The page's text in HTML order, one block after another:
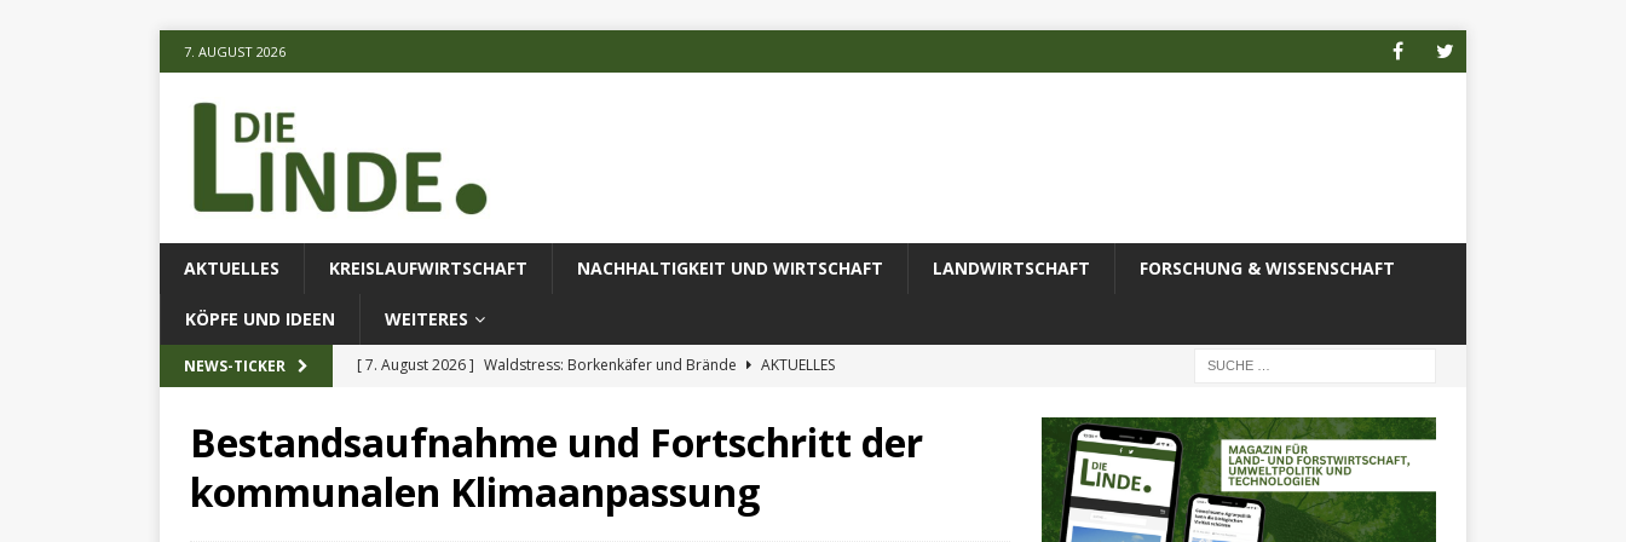
7. AUGUST 2026
AKTUELLES KREISLAUFWIRTSCHAFT NACHHALTIGKEIT UND WIRTSCHAFT LANDWIRTSCHAFT FORSCHUNG & WISSENSCHAFT
KÖPFE UND IDEEN WEITERES
NEWS-TICKER [ 7. August 2026 ] Waldstress: Borkenkäfer und Brände
AKTUELLES
[ 7. August 2026 ] KI-Methode erfolgreich zur Untersuchung komplexer Umweltproben
eingesetz
AKTUELLES
Bestandsaufnahme und Fortschritt der
kommunalen Klimaanpassung